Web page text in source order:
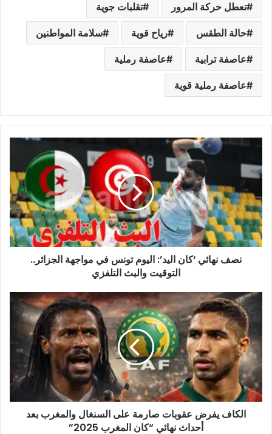
تعطل حركة المرور تقلبات جوية
حالة الطقس رياح قوية سلامة المواطنين
عاصفة ترابية عاصفة رملية
عاصفة رملية قوية
‘كان
اليد’:
اليوم
تونس
في
مواجهة
الجزائر..
التوقيتنصف نهائي ‘كان اليد’: اليوم تونس في مواجهة الجزائر..
التوقيت والبث التلفزي
الكاف
يفرض
عقوبات
صارمة
على
السنغال
والمغرب
بعد
أحداث
نهائيالكاف يفرض عقوبات صارمة على السنغال والمغرب بعد
أحداث نهائي “كان المغرب 2025”